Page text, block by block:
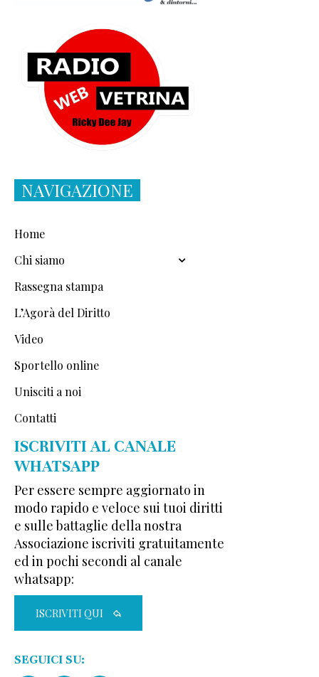
NAVIGAZIONE
Home
Chi siamo
Rassegna stampa
L’Agorà del Diritto
Video
Sportello online
Unisciti a noi
Contatti
ISCRIVITI AL CANALE
WHATSAPP
Per essere sempre aggiornato in
modo rapido e veloce sui tuoi diritti
e sulle battaglie della nostra
Associazione iscriviti gratuitamente
ed in pochi secondi al canale
whatsapp:
ISCRIVITI QUI
SEGUICI SU: